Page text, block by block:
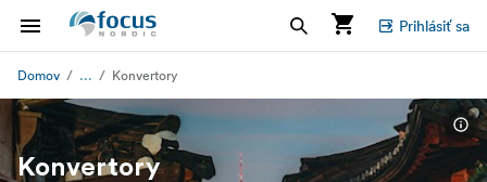
Prihlásiť sa
Domov ... Konvertory
Konvertory